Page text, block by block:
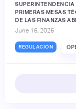
SUPERINTENDENCIA
PRIMERAS MESAS
DE LAS FINANZAS
June 16, 2026
REGULACIÓN